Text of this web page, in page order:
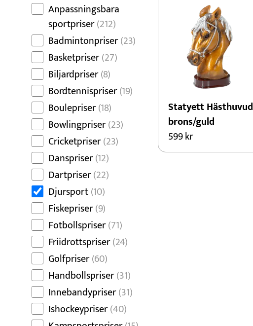
Anpassningsbara
sportpriser(212)
Badmintonpriser(23)
Basketpriser(27)
Biljardpriser(8)
Bordtennispriser(19)
Boulepriser(18)
Bowlingpriser(23)
Cricketpriser(23)
Danspriser(12)
Dartpriser(22)
Djursport(10)
Fiskepriser(9)
Fotbollspriser(71)
Friidrottspriser(24)
Golfpriser(60)
Handbollspriser(31)
Innebandypriser(31)
Ishockeypriser(40)
Statyett Hästhuvud
brons/guld
599kr